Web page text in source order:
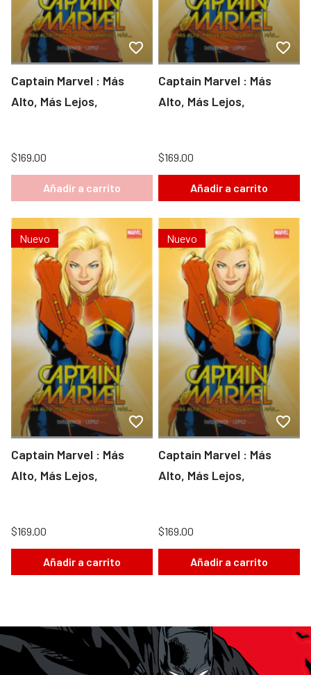
Captain Marvel : Más
Alto, Más Lejos,
$169.00
Añadir a carrito
Captain Marvel : Más
Alto, Más Lejos,
$169.00
Añadir a carrito
Nuevo
Captain Marvel : Más
Alto, Más Lejos,
$169.00
Añadir a carrito
Nuevo
Captain Marvel : Más
Alto, Más Lejos,
$169.00
Añadir a carrito